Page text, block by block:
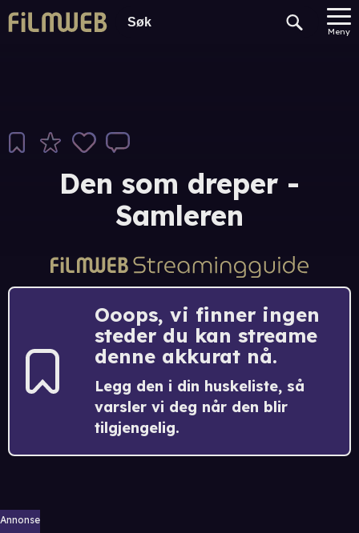
Meny
Den som dreper -
Samleren
Ooops, vi finner ingen
steder du kan streame
denne akkurat nå.
Legg den i din huskeliste, så
varsler vi deg når den blir
tilgjengelig.
Annonse